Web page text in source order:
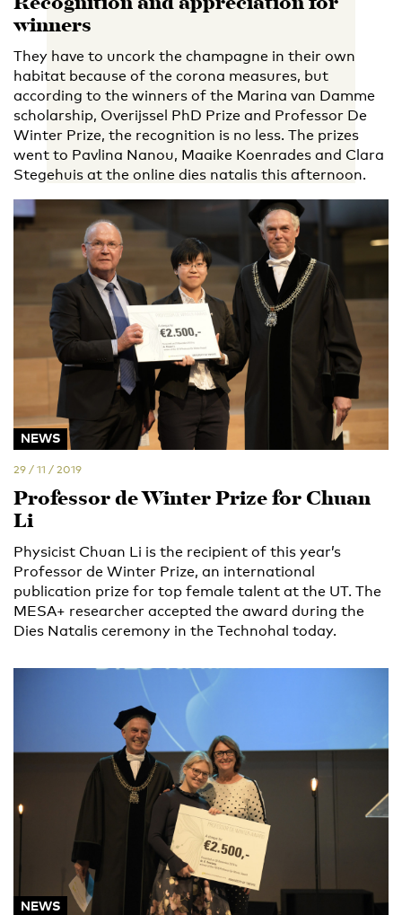
winners
They have to uncork the champagne in their own
habitat because of the corona measures, but
according to the winners of the Marina van Damme
scholarship, Overijssel PhD Prize and Professor De
Winter Prize, the recognition is no less. The prizes
went to Pavlina Nanou, Maaike Koenrades and Clara
Stegehuis at the online dies natalis this afternoon.
NEWS
29 / 11 / 2019
Professor de Winter Prize for Chuan
Li
Physicist Chuan Li is the recipient of this year’s
Professor de Winter Prize, an international
publication prize for top female talent at the UT. The
MESA+ researcher accepted the award during the
Dies Natalis ceremony in the Technohal today.
NEWS